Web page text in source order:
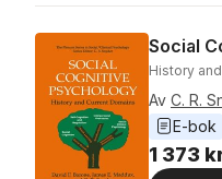
Social
History
Av C. R.
E-bok
1 373